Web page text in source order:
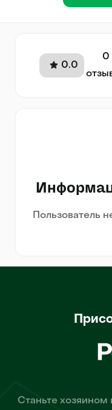
0.0
0
Пользователь
Станьте